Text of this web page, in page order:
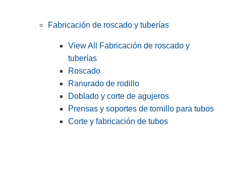
Fabricación de roscado y tuberías
View All Fabricación de roscado y
tuberías
Roscado
Ranurado de rodillo
Doblado y corte de agujeros
Prensas y soportes de tornillo para tubos
Corte y fabricación de tubos